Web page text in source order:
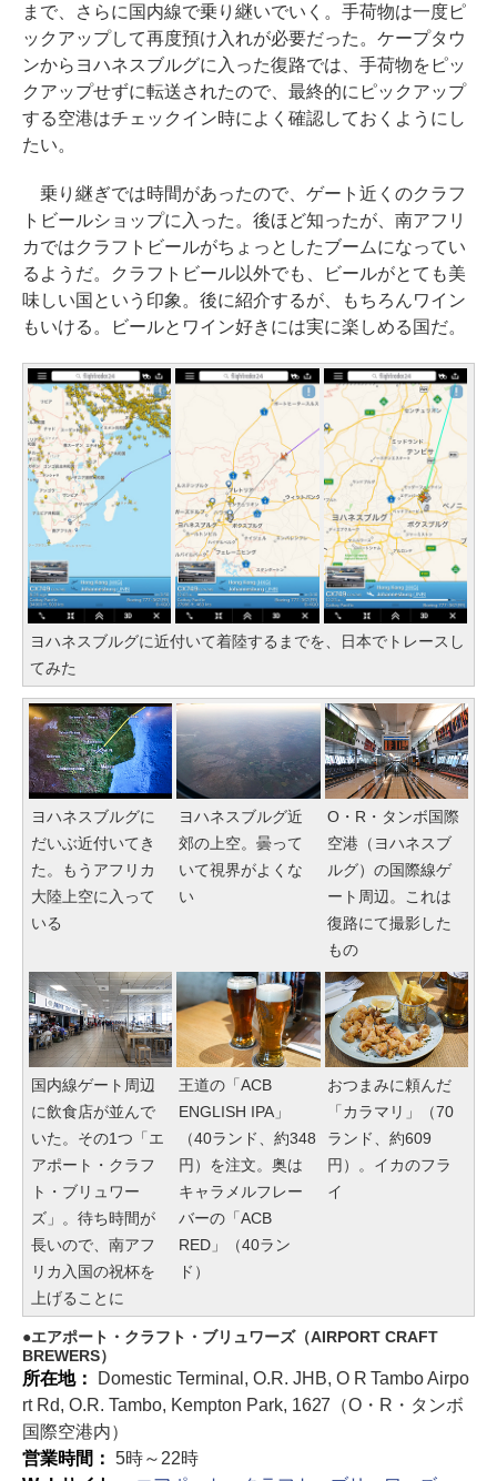
まで、さらに国内線で乗り継いでいく。手荷物は一度ピ
ックアップして再度預け入れが必要だった。ケープタウ
ンからヨハネスブルグに入った復路では、手荷物をピッ
クアップせずに転送されたので、最終的にピックアップ
する空港はチェックイン時によく確認しておくようにし
たい。
乗り継ぎでは時間があったので、ゲート近くのクラフ
トビールショップに入った。後ほど知ったが、南アフリ
カではクラフトビールがちょっとしたブームになってい
るようだ。クラフトビール以外でも、ビールがとても美
味しい国という印象。後に紹介するが、もちろんワイン
もいける。ビールとワイン好きには実に楽しめる国だ。
ヨハネスブルグに近付いて着陸するまでを、日本でトレースし
てみた
ヨハネスブルグに
だいぶ近付いてき
た。もうアフリカ
大陸上空に入って
いる
ヨハネスブルグ近
郊の上空。曇って
いて視界がよくな
い
O・R・タンボ国際
空港（ヨハネスブ
ルグ）の国際線ゲ
ート周辺。これは
復路にて撮影した
もの
国内線ゲート周辺
に飲食店が並んで
いた。その1つ「エ
アポート・クラフ
ト・ブリュワー
ズ」。待ち時間が
長いので、南アフ
リカ入国の祝杯を
上げることに
王道の「ACB
ENGLISH IPA」
（40ランド、約348
円）を注文。奥は
キャラメルフレー
バーの「ACB
RED」（40ラン
ド）
おつまみに頼んだ
「カラマリ」（70
ランド、約609
円）。イカのフラ
イ
エアポート・クラフト・ブリュワーズ（AIRPORT CRAFT
BREWERS）
所在地：
Domestic Terminal, O.R. JHB, O R Tambo Airpo
rt Rd, O.R. Tambo, Kempton Park, 1627（O・R・タンボ
国際空港内）
営業時間： 5時～22時